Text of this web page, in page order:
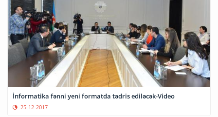
İnformatika fənni yeni formatda tədris ediləcək-Video
25-12-2017